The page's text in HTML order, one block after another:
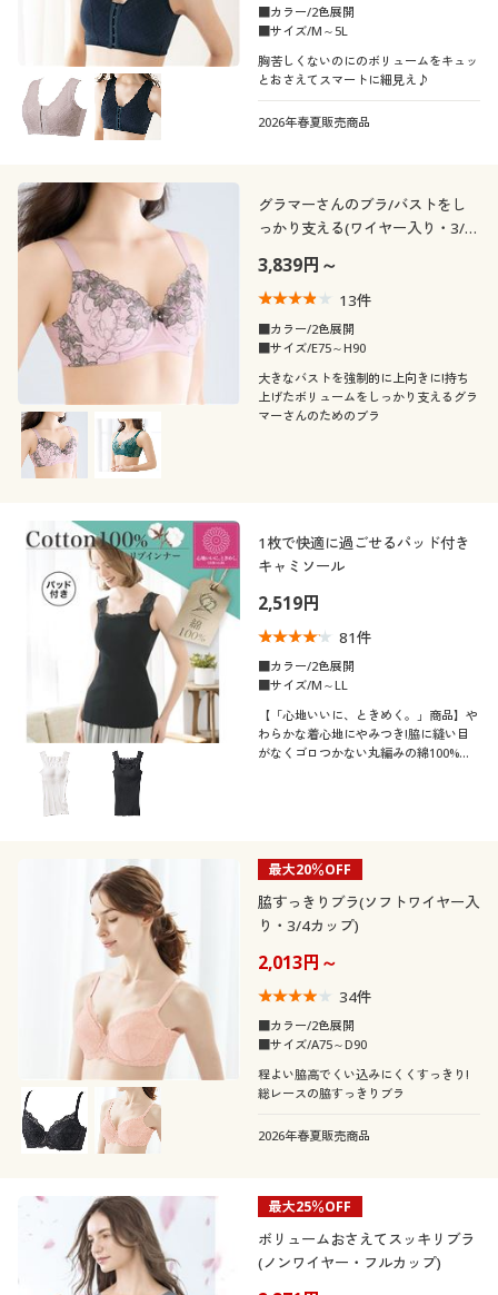
■カラー/2色展開
■サイズ/M～5L
胸苦しくないのにのボリュームをキュッ
とおさえてスマートに細見え♪
2026年春夏販売商品
グラマーさんのブラ/バストをし
っかり支える(ワイヤー入り・3/4
3,839円～
13件
■カラー/2色展開
■サイズ/E75～H90
大きなバストを強制的に上向きに!持ち
上げたボリュームをしっかり支えるグラ
マーさんのためのブラ
1枚で快適に過ごせるパッド付き
キャミソール
2,519円
81件
■カラー/2色展開
■サイズ/M～LL
【「心地いいに、ときめく。」商品】や
わらかな着心地にやみつき!脇に縫い目
がなくゴロつかない丸編みの綿100%リ
最大20％OFF
脇すっきりブラ(ソフトワイヤー入
り・3/4カップ)
2,013円～
34件
■カラー/2色展開
■サイズ/A75～D90
程よい脇高でくい込みにくくすっきり!
総レースの脇すっきりブラ
2026年春夏販売商品
最大25％OFF
ボリュームおさえてスッキリブラ
(ノンワイヤー・フルカップ)